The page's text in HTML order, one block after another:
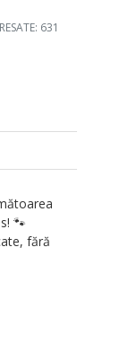
631
🐾
fără